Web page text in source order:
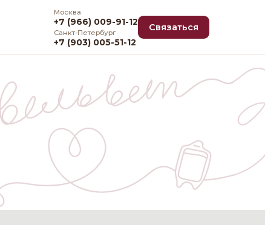
Москва
+7 (966) 009-91-12
Санкт-Петербург
+7 (903) 005-51-12
Связаться